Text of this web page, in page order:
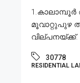
മൂവാറ്റുപുഴ
വില്പനയ്ക്ക്.
30778
RESIDENTIAL